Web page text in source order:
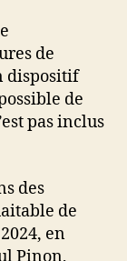
de
dispositif
de
pas inclus
des
de
en
Pinon,